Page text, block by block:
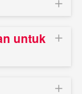
untuk